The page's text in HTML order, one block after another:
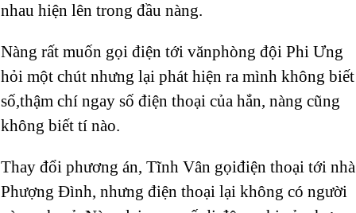
nhau hiện lên trong đầu nàng.
Nàng rất muốn gọi điện tới vănphòng đội Phi Ưng
hỏi một chút nhưng lại phát hiện ra mình không biết
số,thậm chí ngay số điện thoại của hắn, nàng cũng
không biết tí nào.
Thay đổi phương án, Tĩnh Vân gọiđiện thoại tới nhà
Phượng Đình, nhưng điện thoại lại không có người